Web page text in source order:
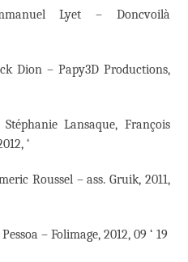
Lyet – Doncvoilà
Dion – Papy3D Productions,
Lansaque, François
‘
Roussel – ass. Gruik, 2011,
– Folimage, 2012, 09 ‘ 19